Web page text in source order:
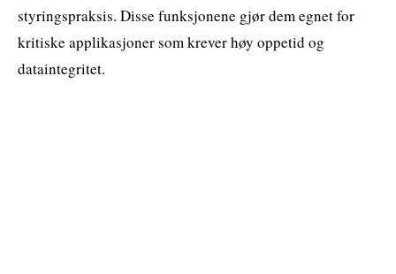
styringspraksis. Disse funksjonene gjør dem egnet for
kritiske applikasjoner som krever høy oppetid og
dataintegritet.